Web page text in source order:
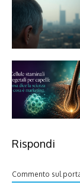
Rispondi
Commento sul